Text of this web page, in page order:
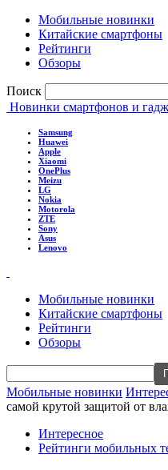
Мобильные новинки
Китайские смартфоны
Рейтинги
Обзоры
Поиск
Новинки смартфонов и
Samsung
Huawei
Apple
Xiaomi
OnePlus
Meizu
LG
Nokia
Motorola
ZTE
Sony
Asus
Lenovo
Мобильные новинки
Китайские смартфоны
Рейтинги
Обзоры
Мобильные новинки
самой крутой защитой от
Интересное
Рейтинги мобильных